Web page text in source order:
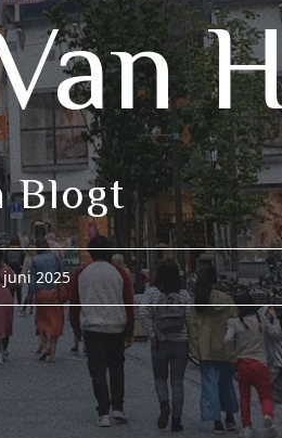
Blogt
juni 2025